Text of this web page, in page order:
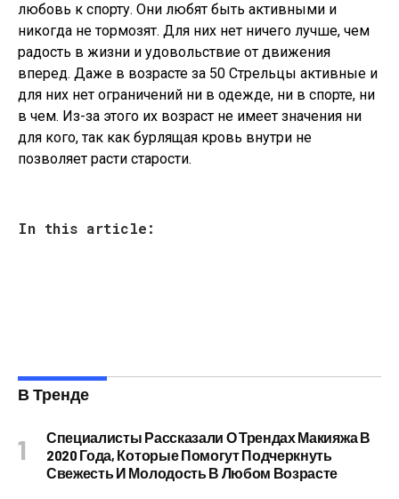
любовь к спорту. Они любят быть активными и
никогда не тормозят. Для них нет ничего лучше, чем
радость в жизни и удовольствие от движения
вперед. Даже в возрасте за 50 Стрельцы активные и
для них нет ограничений ни в одежде, ни в спорте, ни
в чем. Из-за этого их возраст не имеет значения ни
для кого, так как бурлящая кровь внутри не
позволяет расти старости.
In this article:
В Тренде
Специалисты Рассказали О Трендах Макияжа В
2020 Года, Которые Помогут Подчеркнуть
Свежесть И Молодость В Любом Возрасте